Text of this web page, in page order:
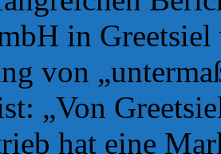
in Greetsiel
von
„Von
hat eine